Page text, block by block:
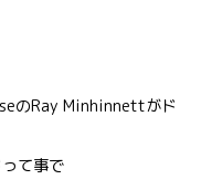
のRay Minhinnettがド
て事で